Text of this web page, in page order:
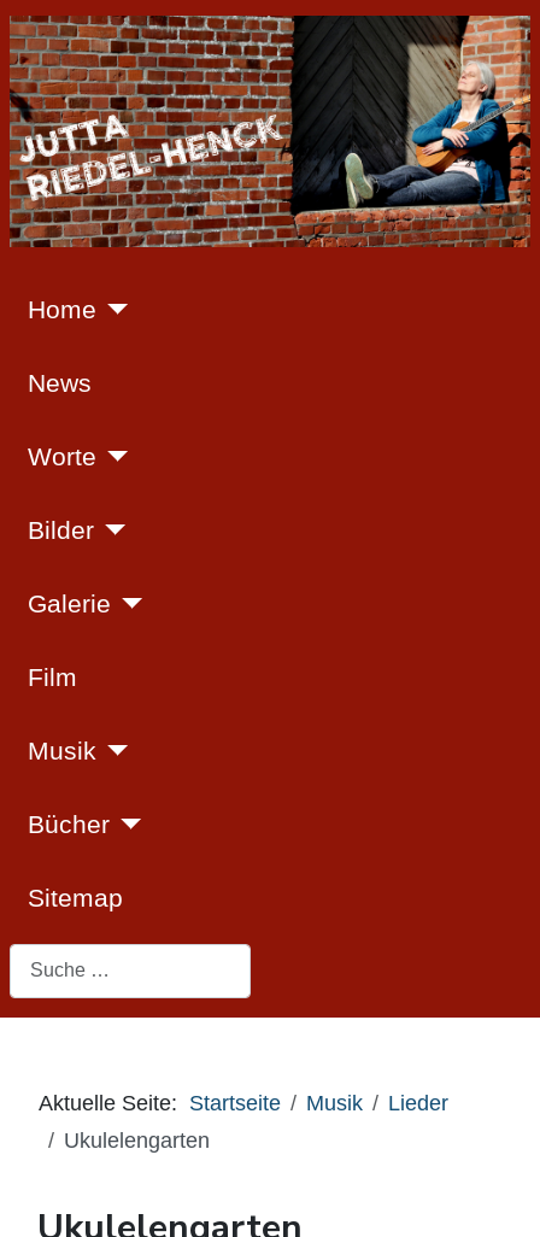
Home
News
Worte
Bilder
Galerie
Film
Musik
Bücher
Sitemap
Suchen
Aktuelle Seite: Startseite Musik
Lieder
Ukulelengarten